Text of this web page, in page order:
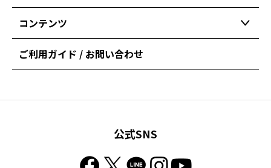
コンテンツ
ご利用ガイド / お問い合わせ
公式SNS